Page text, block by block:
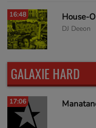
16:48 House-
DJ Deeon
GALAXIE HARD
17:06